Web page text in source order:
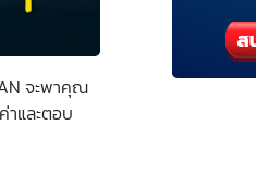
จะพาคุณ
าและตอบ